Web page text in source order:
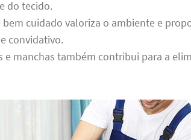
do tecido.
cuidado valoriza o ambiente e
convidativo.
e manchas também contribui para a